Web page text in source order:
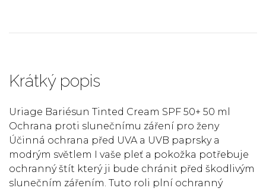
Krátký popis
Uriage Bariésun Tinted Cream SPF 50+ 50 ml
Ochrana proti slunečnímu záření pro ženy
Účinná ochrana před UVA a UVB paprsky a
modrým světlem I vaše pleť a pokožka potřebuje
ochranný štít který ji bude chránit před škodlivým
slunečním zářením. Tuto roli plní ochranný